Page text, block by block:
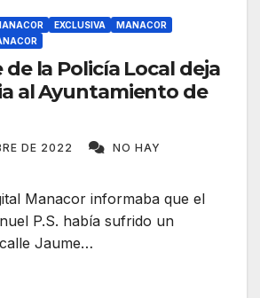
EXCLUSIVA
MANACOR
la Policía Local deja
al Ayuntamiento de
DE 2022
NO HAY
Manacor informaba que el
P.S. había sufrido un
Jaume…